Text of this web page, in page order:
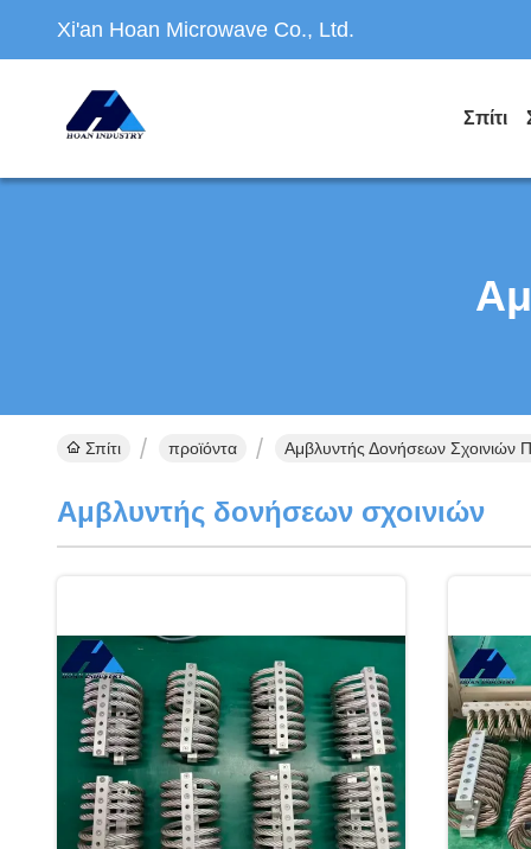
Xi'an Hoan Microwave Co., Ltd.
Σπίτι
Σπίτι προϊόντα Αμβλυντής Δονήσεων Σχοινιών
Αμβλυντής δονήσεων σχοινιών